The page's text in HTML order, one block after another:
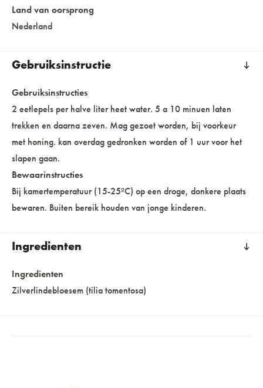
Land van oorsprong
Nederland
Gebruiksinstructie
Gebruiksinstructies
2 eetlepels per halve liter heet water. 5 a 10 minuen laten
trekken en daarna zeven. Mag gezoet worden, bij voorkeur
met honing. kan overdag gedronken worden of 1 uur voor het
slapen gaan.
Bewaarinstructies
Bij kamertemperatuur (15-25ºC) op een droge, donkere plaats
bewaren. Buiten bereik houden van jonge kinderen.
Ingredienten
Ingredienten
Zilverlindebloesem (tilia tomentosa)